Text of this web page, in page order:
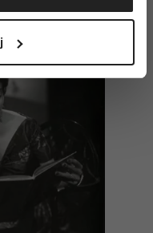
aktywnie
palca)
preferencje w
plików cookie możesz
dowolnej chwili.
treści
i
Informacje o tym, jak
partnerom